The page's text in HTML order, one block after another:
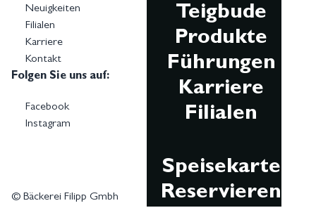
Teigbude
Produkte
Führungen
Karriere
Filialen
Speisekarte
Reservieren
Neuigkeiten
Filialen
Karriere
Kontakt
Folgen Sie uns auf:
Facebook
Instagram
© Bäckerei Filipp Gmbh